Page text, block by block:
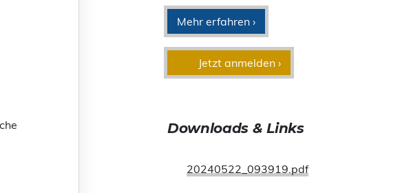
Mehr erfahren ›
Jetzt anmelden ›
Downloads & Links
20240522_093919.pdf